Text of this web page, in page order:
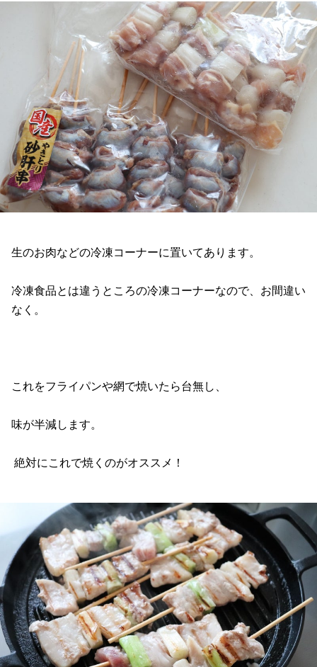
生のお肉などの冷凍コーナーに置いてあります。
冷凍食品とは違うところの冷凍コーナーなので、お間違い
なく。
これをフライパンや網で焼いたら台無し、
味が半減します。
絶対にこれで焼くのがオススメ！